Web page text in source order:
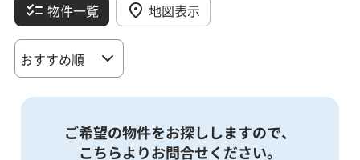
物件一覧 地図表示
ご希望の物件をお探ししますので、
こちらよりお問合せください。